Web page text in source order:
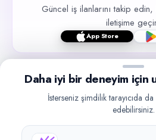
Güncel iş ilanlarını takip edin,
iletişime
App Store
işegel.net bir ilan yayın platformudur;
Daha iyi bir deneyim için
İsterseniz şimdilik tarayıcıda
edebilirsiniz.